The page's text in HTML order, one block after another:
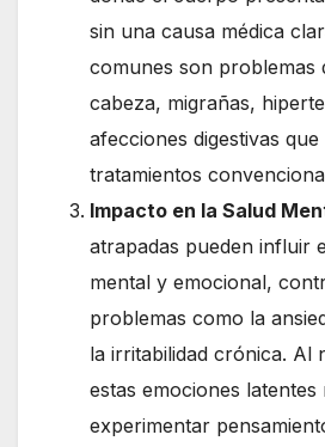
sin una causa médica
comunes son problemas
cabeza, migrañas,
afecciones digestivas
tratamientos
Impacto en la Salud
atrapadas pueden influir
mental y emocional,
problemas como la
la irritabilidad crónica. Al
estas emociones
experimentar